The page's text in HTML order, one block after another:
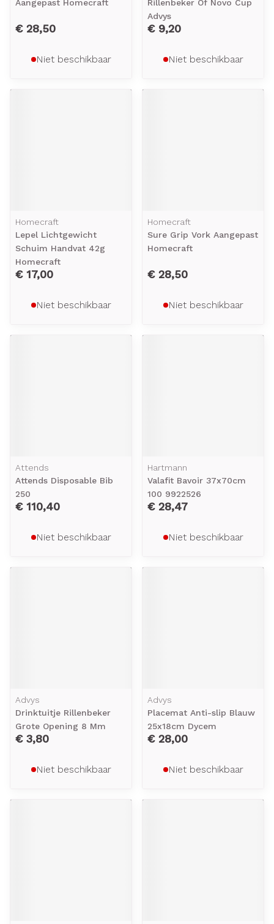
Aangepast Homecraft
€ 28,50
Niet beschikbaar
Rillenbeker Of Novo Cup
Advys
€ 9,20
Niet beschikbaar
Homecraft
Lepel Lichtgewicht
Schuim Handvat 42g
Homecraft
€ 17,00
Niet beschikbaar
Homecraft
Sure Grip Vork Aangepast
Homecraft
€ 28,50
Niet beschikbaar
Attends
Attends Disposable Bib
250
€ 110,40
Niet beschikbaar
Hartmann
Valafit Bavoir 37x70cm
100 9922526
€ 28,47
Niet beschikbaar
Advys
Drinktuitje Rillenbeker
Grote Opening 8 Mm
€ 3,80
Niet beschikbaar
Advys
Placemat Anti-slip Blauw
25x18cm Dycem
€ 28,00
Niet beschikbaar